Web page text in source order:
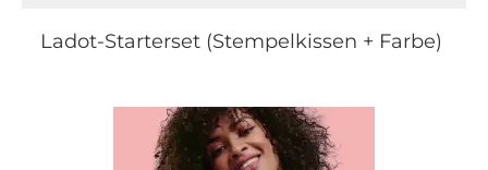
Ladot-Starterset (Stempelkissen + Farbe)